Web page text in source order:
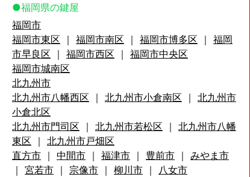
福岡県の鍵屋
福岡市
福岡市東区 ｜ 福岡市南区 ｜ 福岡市博多区 ｜ 福岡
市早良区 ｜ 福岡市西区 ｜ 福岡市中央区
福岡市城南区
北九州市
北九州市八幡西区 ｜ 北九州市小倉南区 ｜ 北九州市
小倉北区
北九州市門司区 ｜ 北九州市若松区 ｜ 北九州市八幡
東区 ｜ 北九州市戸畑区
直方市 ｜ 中間市 ｜ 福津市 ｜ 豊前市 ｜ みやま市
｜ 宮若市 ｜ 宗像市 ｜ 柳川市 ｜ 八女市